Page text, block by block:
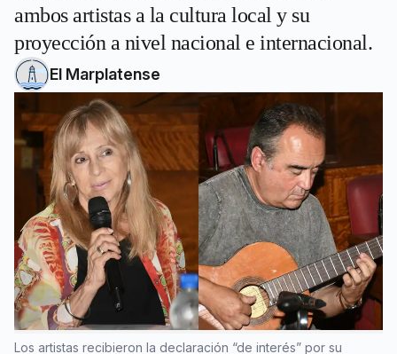
ambos artistas a la cultura local y su
proyección a nivel nacional e internacional.
El Marplatense
Los artistas recibieron la declaración “de interés” por su